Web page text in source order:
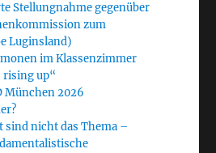
Stellungnahme gegenüber
zum
Luginsland)
im Klassenzimmer
rising up“
München 2026
sind nicht das Thema –